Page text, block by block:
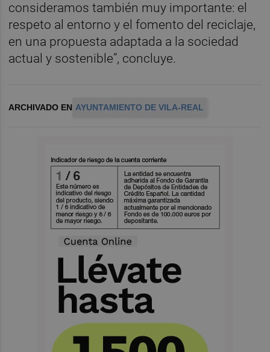
consideramos también muy importante: el
respeto al entorno y el fomento del reciclaje,
en una propuesta adaptada a la sociedad
actual y sostenible”, concluye.
ARCHIVADO EN AYUNTAMIENTO DE VILA-REAL